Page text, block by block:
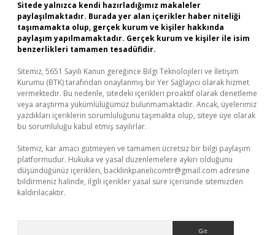
Sitede yalnızca kendi hazırladığımız makaleler
paylaşılmaktadır. Burada yer alan içerikler haber niteliği
taşımamakta olup, gerçek kurum ve kişiler hakkında
paylaşım yapılmamaktadır. Gerçek kurum ve kişiler ile isim
benzerlikleri tamamen tesadüfidir.
Sitemiz, 5651 Sayılı Kanun gereğince Bilgi Teknolojileri ve İletişim
Kurumu (BTK) tarafından onaylanmış bir Yer Sağlayıcı olarak hizmet
vermektedir. Bu nedenle, sitedeki içerikleri proaktif olarak denetleme
veya araştırma yükümlülüğümüz bulunmamaktadır. Ancak, üyelerimiz
yazdıkları içeriklerin sorumluluğunu taşımakta olup, siteye üye olarak
bu sorumluluğu kabul etmiş sayılırlar.
Sitemiz, kar amacı gütmeyen ve tamamen ücretsiz bir bilgi paylaşım
platformudur. Hukuka ve yasal düzenlemelere aykırı olduğunu
düşündüğünüz içerikleri, backlinkpanelicomtr@gmail.com adresine
bildirmeniz halinde, ilgili içerikler yasal süre içerisinde sitemizden
kaldırılacaktır.